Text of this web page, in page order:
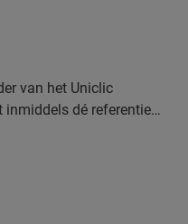
van het Uniclic
dé referentie
Gebruik het